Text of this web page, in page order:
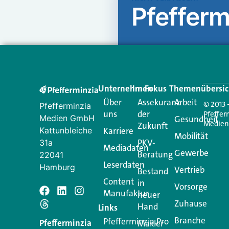
Schreiben
Ihre E-Mail-Adresse wird
Pfefferminzia
Medien GmbH
Kattunbleiche
31a
22041
Hamburg
Pfefferminzia
Unternehmen
Über
uns
Karriere
Mediadaten
Leserdaten
Content
Manufaktur
Links
Pfefferminzia.Pro
Im Fokus
Assekuranz
der
Zukunft
PKV-
Beratung
Bestand
in
neuer
Hand
Makler
Arbeit
Gesundheit
Mobilität
Gewerbe
Vertrieb
Vorsorge
Zuhause
Branche
© 2013